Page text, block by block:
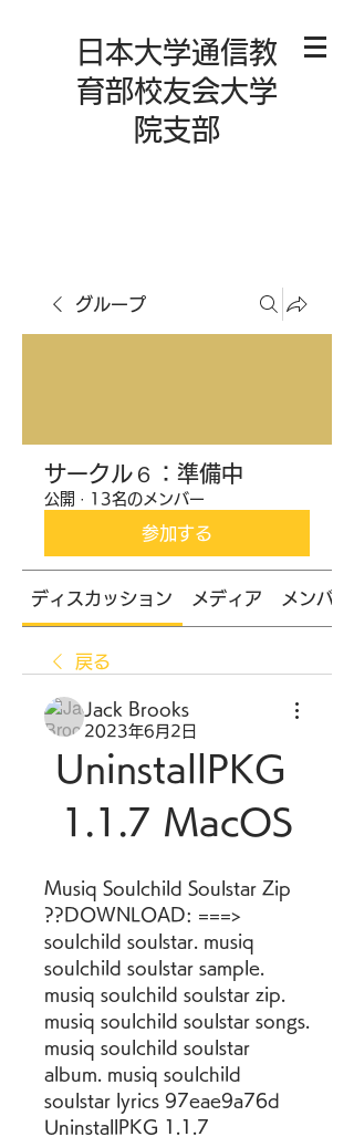
日本大学通信教
育部校友会大学
院支部
グループ
サークル６：準備中
公開 · 13名のメンバー
参加する
ディスカッション メディア メンバー
戻る
Jack Brooks
2023年6月2日
UninstallPKG
1.1.7 MacOS
Musiq Soulchild Soulstar Zip
??DOWNLOAD: ===>
soulchild soulstar. musiq
soulchild soulstar sample.
musiq soulchild soulstar zip.
musiq soulchild soulstar songs.
musiq soulchild soulstar
album. musiq soulchild
soulstar lyrics 97eae9a76d
UninstallPKG 1.1.7